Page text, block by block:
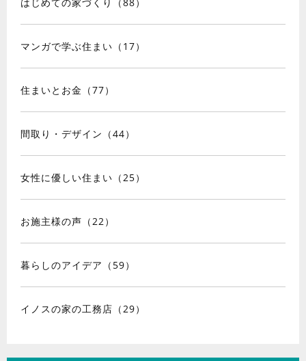
マンガで学ぶ住まい（17）
住まいとお金（77）
間取り・デザイン（44）
女性に優しい住まい（25）
お施主様の声（22）
暮らしのアイデア（59）
イノスの家の工務店（29）